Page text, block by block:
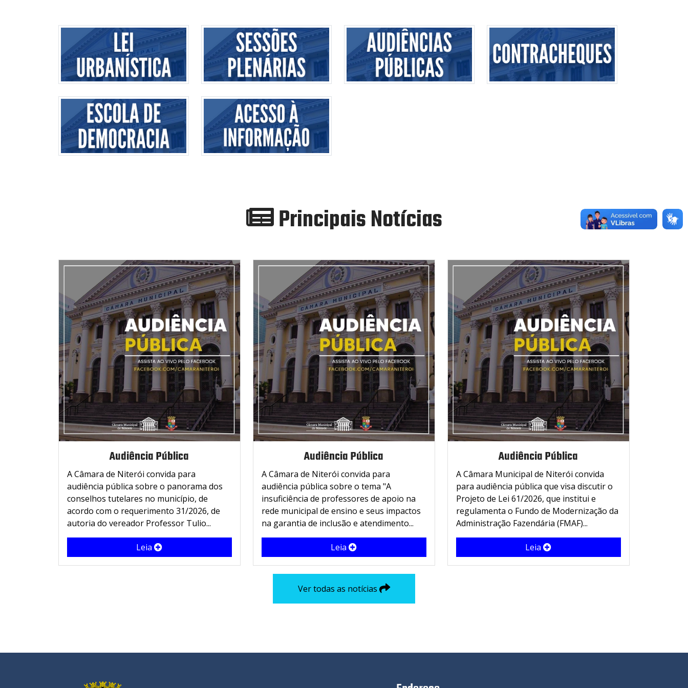
Principais Notícias
Audiência Pública
A Câmara de Niterói convida para
audiência pública sobre o panorama dos
conselhos tutelares no município, de
acordo com o requerimento 31/2026, de
autoria do vereador Professor Tulio...
Leia
Audiência Pública
A Câmara de Niterói convida para
audiência pública sobre o tema "A
insuficiência de professores de apoio na
rede municipal de ensino e seus impactos
na garantia de inclusão e atendimento...
Leia
Audiência Pública
A Câmara Municipal de Niterói convida
para audiência pública que visa discutir o
Projeto de Lei 61/2026, que institui e
regulamenta o Fundo de Modernização da
Administração Fazendária (FMAF)...
Leia
Ver todas as notícias